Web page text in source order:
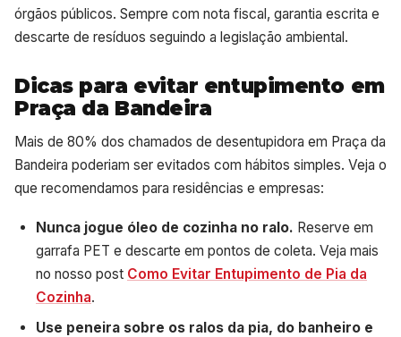
órgãos públicos. Sempre com nota fiscal, garantia escrita e
descarte de resíduos seguindo a legislação ambiental.
Dicas para evitar entupimento em
Praça da Bandeira
Mais de 80% dos chamados de desentupidora em Praça da
Bandeira poderiam ser evitados com hábitos simples. Veja o
que recomendamos para residências e empresas:
Nunca jogue óleo de cozinha no ralo. Reserve em
garrafa PET e descarte em pontos de coleta. Veja mais
no nosso post Como Evitar Entupimento de Pia da
Cozinha.
Use peneira sobre os ralos da pia, do banheiro e